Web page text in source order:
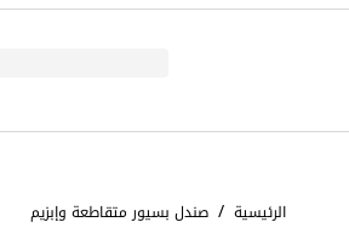
الرئيسية / صندل بسيور متقاطعة وإبزيم